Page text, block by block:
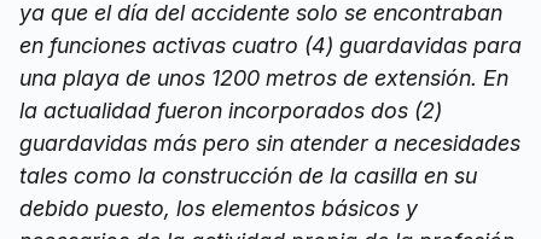
ya que el día del accidente solo se encontraban
en funciones activas cuatro (4) guardavidas para
una playa de unos 1200 metros de extensión. En
la actualidad fueron incorporados dos (2)
guardavidas más pero sin atender a necesidades
tales como la construcción de la casilla en su
debido puesto, los elementos básicos y